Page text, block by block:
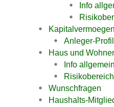
Info
Kapitalvermoegen
Anleger-Profil
Haus und
Info
Wunschfragen
Haushalts-